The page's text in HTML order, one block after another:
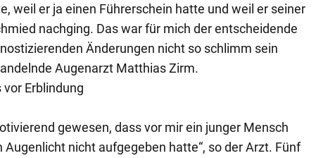
weil er ja einen Führerschein hatte und weil er seiner
nachging. Das war für mich der entscheidende
Änderungen nicht so schlimm sein
Augenarzt Matthias Zirm.
Erblindung
gewesen, dass vor mir ein junger Mensch
Augenlicht nicht aufgegeben hatte“, so der Arzt. Fünf